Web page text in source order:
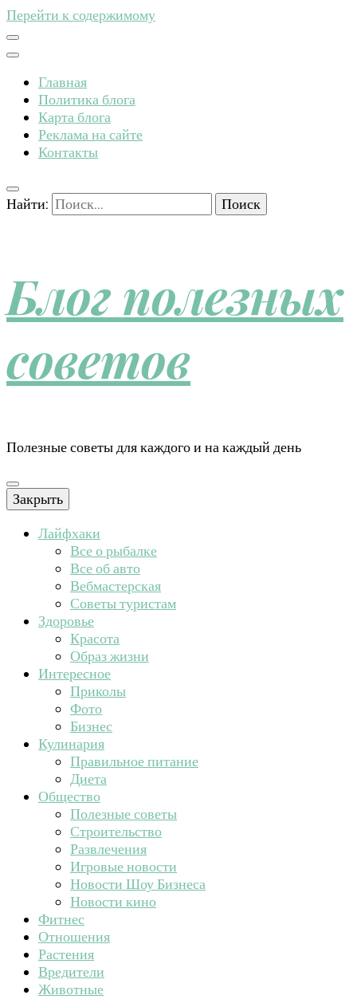
Перейти к содержимому
Главная
Политика блога
Карта блога
Реклама на сайте
Контакты
Найти:
Блог полезных
советов
Полезные советы для каждого и на каждый день
Закрыть
Лайфхаки
Все о рыбалке
Все об авто
Вебмастерская
Советы туристам
Здоровье
Красота
Образ жизни
Интересное
Приколы
Фото
Бизнес
Кулинария
Правильное питание
Диета
Общество
Полезные советы
Строительство
Развлечения
Игровые новости
Новости Шоу Бизнеса
Новости кино
Фитнес
Отношения
Растения
Вредители
Животные